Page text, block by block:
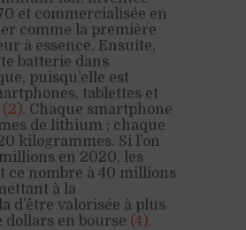
et commercialisée en
comme la première
à essence. Ensuite,
batterie dans
puisqu’elle est
tablettes et
(2). Chaque smartphone
de lithium ; chaque
kilogrammes. Si l’on
en 2020, les
ce nombre à 40 millions
à la
d’être valorisée à plus
en bourse (4).